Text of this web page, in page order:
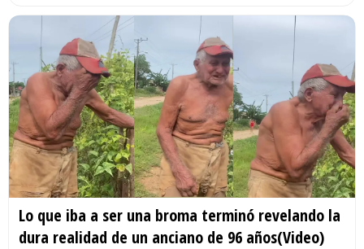
Lo que iba a ser una broma terminó revelando la
dura realidad de un anciano de 96 años(Video)